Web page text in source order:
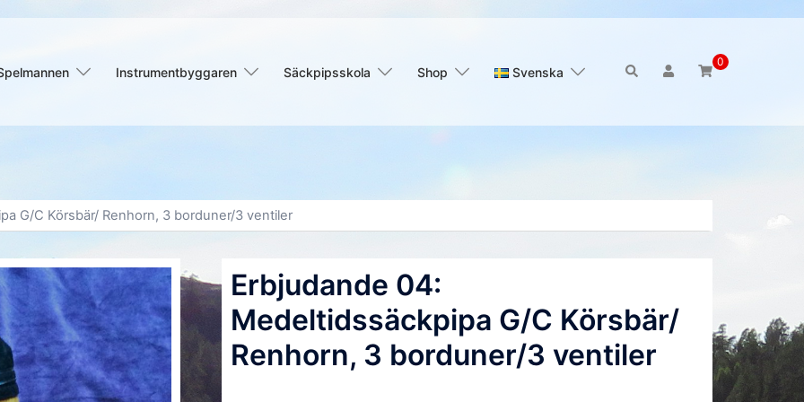
Instrumentbyggaren Säckpipsskola Shop Svenska Sök
0
G/C Körsbär/ Renhorn, 3 borduner/3 ventiler
Erbjudande 04:
Medeltidssäckpipa G/C Körsbär/
Renhorn, 3 borduner/3 ventiler